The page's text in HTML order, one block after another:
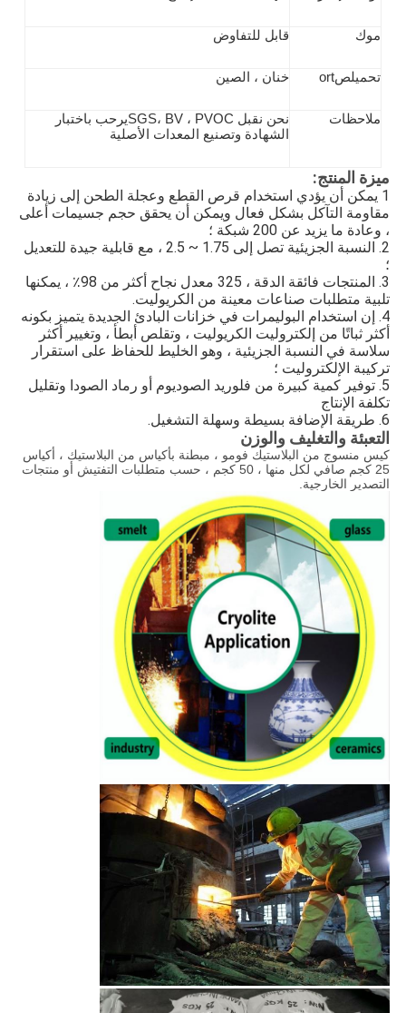
موك قابل للتفاوض
تحميلصort خنان ، الصين
ملاحظات نحن نقبل SGS ، BV ، PVOC
يرحب باختبار
الشهادة وتصنيع المعدات الأصلية
ميزة المنتج:
1 يمكن أن يؤدي استخدام قرص القطع وعجلة الطحن إلى زيادة
مقاومة التآكل بشكل فعال ويمكن أن يحقق حجم جسيمات أعلى
، وعادة ما يزيد عن 200 شبكة ؛
2. النسبة الجزيئية تصل إلى 1.75 ~ 2.5 ، مع قابلية جيدة للتعديل
؛
3. المنتجات فائقة الدقة ، 325 معدل نجاح أكثر من 98٪ ، يمكنها
تلبية متطلبات صناعات معينة من الكريوليت.
4. إن استخدام البوليمرات في خزانات البادئ الجديدة يتميز بكونه
أكثر ثباتًا من إلكتروليت الكريوليت ، وتقلص أبطأ ، وتغيير أكثر
سلاسة في النسبة الجزيئية ، وهو الخليط للحفاظ على استقرار
تركيبة الإلكتروليت ؛
5. توفير كمية كبيرة من فلوريد الصوديوم أو رماد الصودا وتقليل
تكلفة الإنتاج
6. طريقة الإضافة بسيطة وسهلة التشغيل.
التعبئة والتغليف والوزن
كيس منسوج من البلاستيك فومو ، مبطنة بأكياس من البلاستيك ، أكياس
25 كجم صافي لكل منها ، 50 كجم ، حسب متطلبات التفتيش أو منتجات
التصدير الخارجية.